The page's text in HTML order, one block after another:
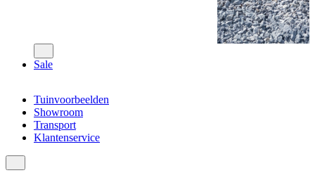
Sale
Tuinvoorbeelden
Showroom
Transport
Klantenservice